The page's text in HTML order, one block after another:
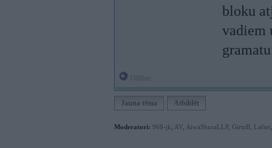
bloku
vadiem
Jauna tēma Atbildēt
Moderatori: 968-jk AV AiwaShuraLLP, GirtzB Lafter